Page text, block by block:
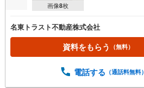
画像8枚
名東トラスト不動産株式会社
資料をもらう （無料）
電話する （通話料無料）